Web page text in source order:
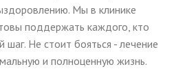
Мы в клинике
поддержать каждого, кто
Не стоит бояться - лечение
и полноценную жизнь.